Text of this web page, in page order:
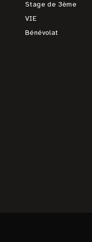
Stage de 3ème
VIE
Bénévolat